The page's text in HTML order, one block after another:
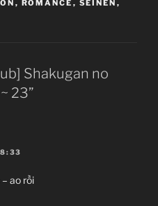
, ROMANCE , SEINEN ,
Shakugan no
23”
ao rồi